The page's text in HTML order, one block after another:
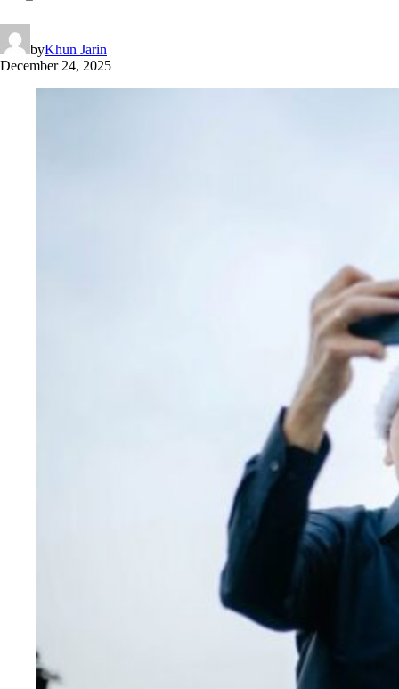
byKhun Jarin
December 24, 2025